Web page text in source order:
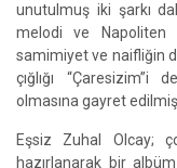
unutulmuş iki şarkı
melodi ve Napoliten
samimiyet ve naifliğin
çığlığı
olmasına gayret
Eşsiz Zuhal Olcay;
hazırlanarak bir